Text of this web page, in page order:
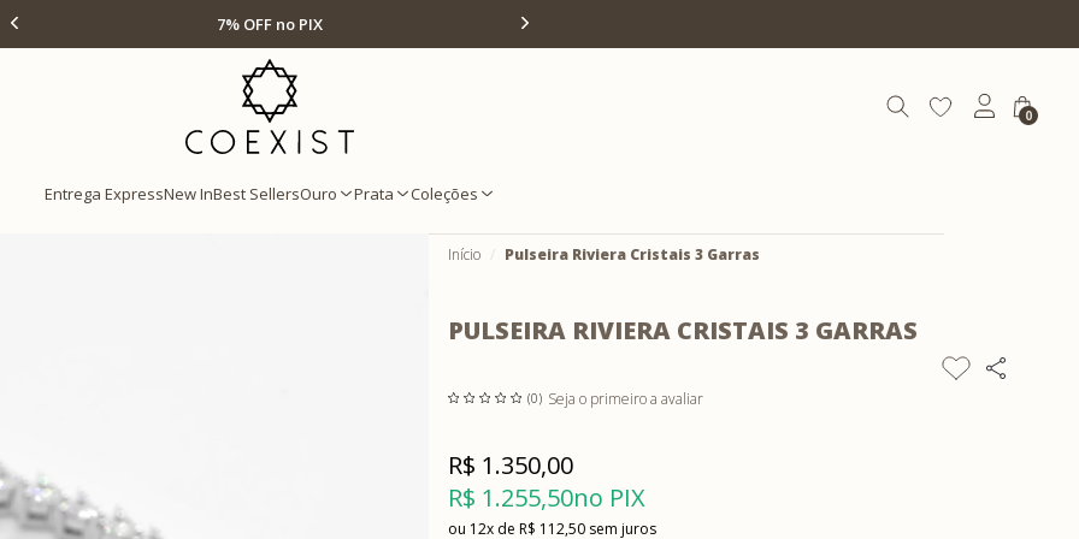
Ir para Home Prata
0
Entrega ExpressNew InBest SellersOuro Prata Coleções
Início Pulseira Riviera Cristais 3 Garras
PULSEIRA RIVIERA CRISTAIS 3 GARRAS
(0) Seja o primeiro a avaliar
R$ 1.255,50no PIX
R$ 1.350,00
12x R$ 112,50 sem juros